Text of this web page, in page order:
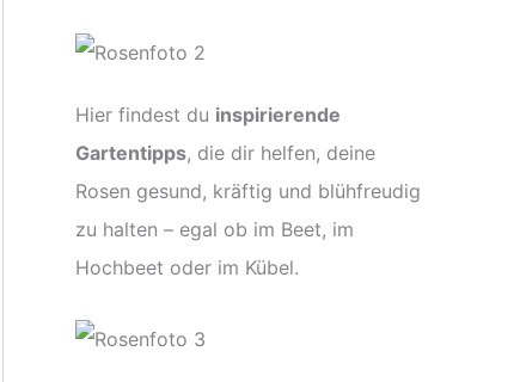
Hier findest du inspirierende
Gartentipps, die dir helfen, deine
Rosen gesund, kräftig und blühfreudig
zu halten – egal ob im Beet, im
Hochbeet oder im Kübel.